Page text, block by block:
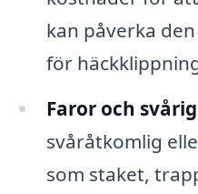
kan påverka
för
Faror och
svåråtkomlig
som staket,